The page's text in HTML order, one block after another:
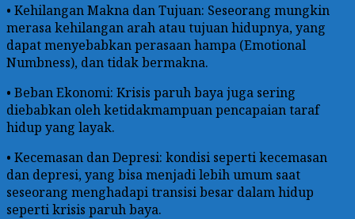
• Kehilangan Makna dan Tujuan: Seseorang mungkin
merasa kehilangan arah atau tujuan hidupnya, yang
dapat menyebabkan perasaan hampa (Emotional
Numbness), dan tidak bermakna.
• Beban Ekonomi: Krisis paruh baya juga sering
diebabkan oleh ketidakmampuan pencapaian taraf
hidup yang layak.
• Kecemasan dan Depresi: kondisi seperti kecemasan
dan depresi, yang bisa menjadi lebih umum saat
seseorang menghadapi transisi besar dalam hidup
seperti krisis paruh baya.